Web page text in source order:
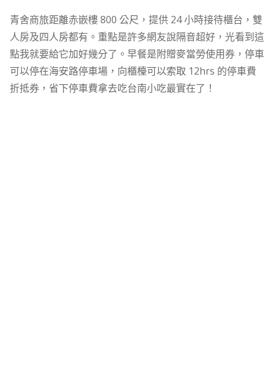
青舍商旅距離赤嵌樓 800 公尺，提供 24 小時接待櫃台，雙
人房及四人房都有。重點是許多網友說隔音超好，光看到這
點我就要給它加好幾分了。早餐是附贈麥當勞使用券，停車
可以停在海安路停車場，向櫃檯可以索取 12hrs 的停車費
折抵券，省下停車費拿去吃台南小吃最實在了！